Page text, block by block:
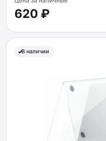
620 ₽
В наличии